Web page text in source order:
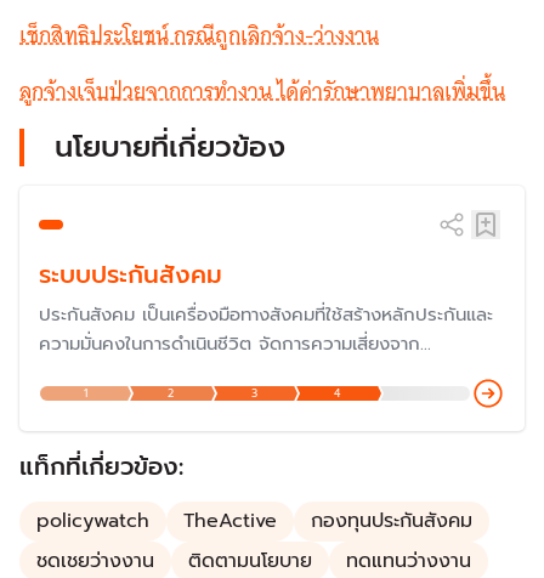
เช็กสิทธิประโยชน์ กรณีถูกเลิกจ้าง-ว่างงาน
ลูกจ้างเจ็บป่วยจากการทำงาน ได้ค่ารักษาพยาบาลเพิ่มขึ้น
นโยบายที่เกี่ยวข้อง
ระบบประกันสังคม
ประกันสังคม เป็นเครื่องมือทางสังคมที่ใช้สร้างหลักประกันและ
ความมั่นคงในการดำเนินชีวิต จัดการความเสี่ยงจาก
สถานการณ์ไม่แน่นอนที่เกี่ยวข้องกับความเป็นอยู่ เช่น เจ็บป่วย
อุบัติเหตุ เสียชีวิต ซึ่งเป็นเรื่องสำคัญที่รัฐบาลประเทศต่าง ๆ ใช้
เพื่อให้หลักประกันชีวิตแก่ประชาชนตั้งแต่เกิดจนตาย
1 2 3 4
แท็กที่เกี่ยวข้อง:
policywatch TheActive
กองทุนประกันสังคม
ชดเชยว่างงาน
ติดตามนโยบาย
ทดแทนว่างงาน